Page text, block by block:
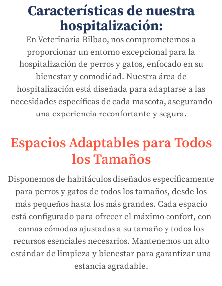
Características de nuestra
hospitalización:
En Veterinaria Bilbao, nos comprometemos a
proporcionar un entorno excepcional para la
hospitalización de perros y gatos, enfocado en su
bienestar y comodidad. Nuestra área de
hospitalización está diseñada para adaptarse a las
necesidades específicas de cada mascota, asegurando
una experiencia reconfortante y segura.
Espacios Adaptables para Todos
los Tamaños
Disponemos de habitáculos diseñados específicamente
para perros y gatos de todos los tamaños, desde los
más pequeños hasta los más grandes. Cada espacio
está configurado para ofrecer el máximo confort, con
camas cómodas ajustadas a su tamaño y todos los
recursos esenciales necesarios. Mantenemos un alto
estándar de limpieza y bienestar para garantizar una
estancia agradable.